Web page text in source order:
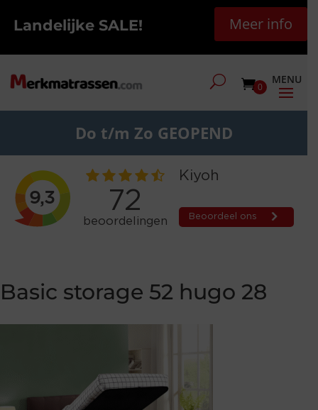
Landelijke SALE! Meer info
0
Do t/m Zo GEOPEND
Basic storage 52 hugo 28